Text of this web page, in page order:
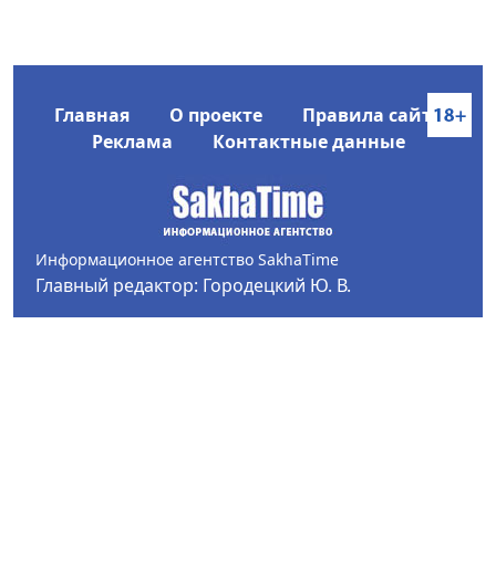
Главная О проекте
Правила сайта
Реклама
Контактные данные
Информационное агентство SakhaTime
Главный редактор: Городецкий Ю. В.